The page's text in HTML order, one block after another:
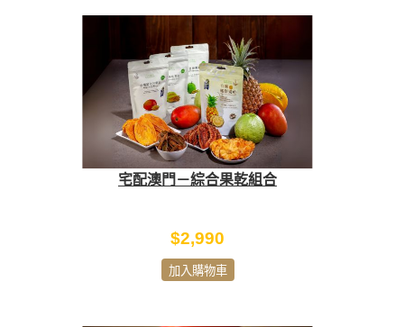
宅配澳門－綜合果乾組合
$2,990
加入購物車